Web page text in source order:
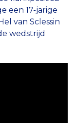
een 17-jarige
van Sclessin
wedstrijd